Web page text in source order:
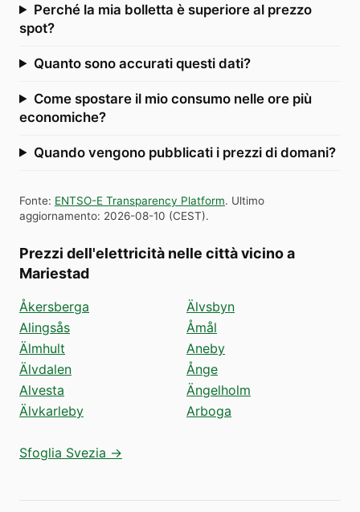
Perché la mia bolletta è superiore al prezzo
spot?
Quanto sono accurati questi dati?
Come spostare il mio consumo nelle ore più
economiche?
Quando vengono pubblicati i prezzi di domani?
Fonte: ENTSO-E Transparency Platform. Ultimo
aggiornamento: 2026-08-10 (CEST).
Prezzi dell'elettricità nelle città vicino a
Mariestad
Åkersberga
Alingsås
Älmhult
Älvdalen
Alvesta
Älvkarleby
Älvsbyn
Åmål
Aneby
Ånge
Ängelholm
Arboga
Sfoglia Svezia →